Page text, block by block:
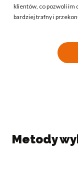
klientów, co pozwoli im
bardziej trafny i
Metody